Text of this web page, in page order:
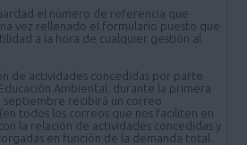
el número de referencia que
vez rellenado el formulario puesto que
a la hora de cualquier gestión al
de actividades concedidas por parte
Ambiental: durante la primera
septiembre recibirá un correo
todos los correos que nos faciliten en
la relación de actividades concedidas y
en función de la demanda total.